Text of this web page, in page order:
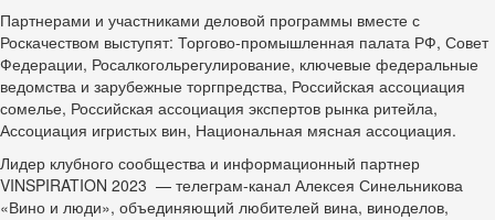
Партнерами и участниками деловой программы вместе с
Роскачеством выступят: Торгово-промышленная палата РФ, Совет
Федерации, Росалкогольрегулирование, ключевые федеральные
ведомства и зарубежные торгпредства, Российская ассоциация
сомелье, Российская ассоциация экспертов рынка ритейла,
Ассоциация игристых вин, Национальная мясная ассоциация.
Лидер клубного сообщества и информационный партнер
VINSPIRATION 2023 — телеграм-канал Алексея Синельникова
«Вино и люди», объединяющий любителей вина, виноделов,